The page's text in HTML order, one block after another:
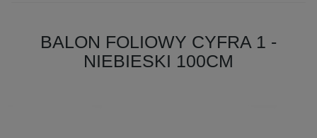
BALON FOLIOWY CYFRA 1 -
NIEBIESKI 100CM